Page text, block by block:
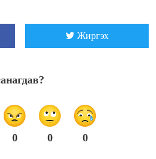
Жиргэх
0 0 0